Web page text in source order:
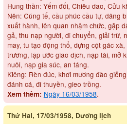
Hung thần: Yếm đối, Chiêu dao, Cửu
Nên: Cúng tế, cầu phúc cầu tự, dâng
xuất hành, lên quan nhậm chức, gặp
gả, thu nạp người, di chuyển, giải trừ,
may, tu tạo động thổ, dựng cột gác
trương, lập ước giao dịch, nạp tài, mở
nuôi, nạp gia súc, an táng.
Kiêng: Rèn đúc, khơi mương đào
đánh cá, đi thuyền, gieo trồng.
Xem thêm: Ngày 16/03/1958.
Thứ Hai, 17/03/1958, Dương lịch